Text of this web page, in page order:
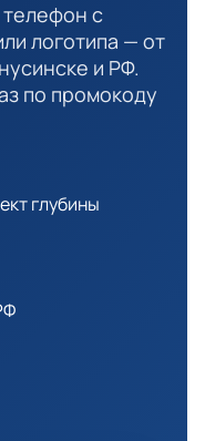
с
логотипа — от
и РФ.
по промокоду
глубины